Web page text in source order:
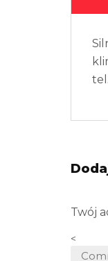
Twój
<